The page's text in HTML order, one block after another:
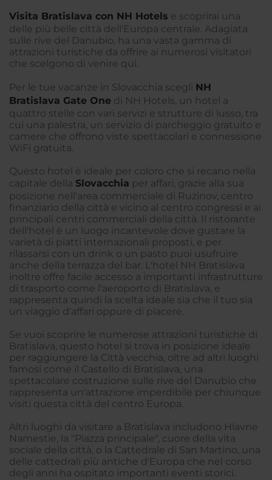
Visita Bratislava con NH Hotels e scoprirai una
delle più belle città dell'Europa centrale. Adagiata
sulle rive del Danubio, ha una vasta gamma di
attrazioni turistiche da offrire ai numerosi visitatori
che scelgono di venire qui.
Per le tue vacanze in Slovacchia scegli NH
Bratislava Gate One di NH Hotels, un hotel a
quattro stelle con vari servizi e strutture di lusso, tra
cui una palestra, un servizio di parcheggio gratuito e
camere che offrono viste spettacolari e connessione
WiFi gratuita.
Questo hotel è ideale per coloro che si recano nella
capitale della Slovacchia per affari, grazie alla sua
posizione nell'area commerciale di Ruzinov, centro
finanziario della città e vicino al centro congressi e ai
principali centri commerciali della città. Il ristorante
dell'hotel è un luogo incantevole dove gustare la
varietà di piatti internazionali proposti, e per
rilassarsi con un drink o un pasto puoi usufruire
anche della terrazza del bar. L'hotel NH Bratislava
inoltre offre facile accesso a importanti infrastrutture
di trasporto come l'aeroporto di Bratislava, e
rappresenta quindi la scelta ideale sia che il tuo sia
un viaggio d'affari oppure di piacere.
Se vuoi scoprire le numerose attrazioni turistiche di
Bratislava, questo hotel si trova in posizione ideale
per raggiungere la Città vecchia, oltre ad altri luoghi
famosi come il Castello di Bratislava, una
spettacolare costruzione sulle rive del Danubio che
rappresenta un'attrazione imperdibile per chiunque
visiti questa città del centro Europa.
Altri luoghi da visitare a Bratislava includono Hlavne
Namestie, la "Piazza principale", cuore della vita
sociale della città, o la Cattedrale di San Martino, una
delle cattedrali più antiche d'Europa che nel corso
degli anni ha ospitato importanti eventi storici.